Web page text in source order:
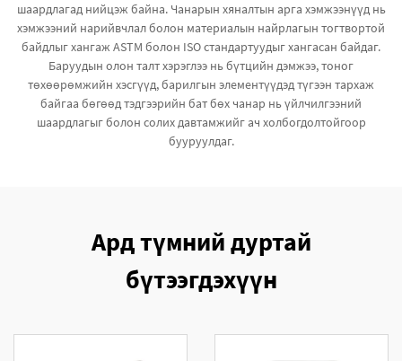
шаардлагад нийцэж байна. Чанарын хяналтын арга хэмжээнүүд нь
хэмжээний нарийвчлал болон материалын найрлагын тогтвортой
байдлыг хангаж ASTM болон ISO стандартуудыг хангасан байдаг.
Баруудын олон талт хэрэглээ нь бүтцийн дэмжээ, тоног
төхөөрөмжийн хэсгүүд, барилгын элементүүдэд түгээн тархаж
байгаа бөгөөд тэдгээрийн бат бөх чанар нь үйлчилгээний
шаардлагыг болон солих давтамжийг ач холбогдолтойгоор
бууруулдаг.
Ард түмний дуртай
бүтээгдэхүүн